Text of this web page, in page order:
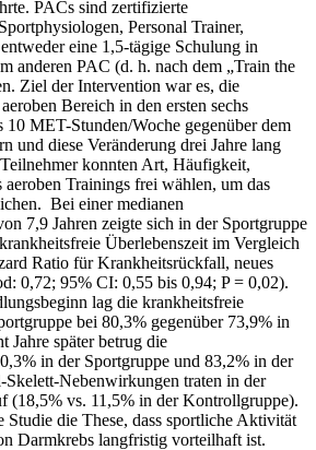
PACs sind zertifizierte
Personal Trainer,
eine 1,5-tägige Schulung in
anderen PAC (d. h. nach dem „Train the
Ziel der Intervention war es, die
Bereich in den ersten sechs
10 MET-Stunden/Woche gegenüber dem
und diese Veränderung drei Jahre lang
konnten Art, Häufigkeit,
aeroben Trainings frei wählen, um das
Bei einer medianen
7,9 Jahren zeigte sich in der Sportgruppe
Überlebenszeit im Vergleich
Ratio für Krankheitsrückfall, neues
0,72; 95% CI: 0,55 bis 0,94; P = 0,02).
lag die krankheitsfreie
bei 80,3% gegenüber 73,9% in
Jahre später betrug die
in der Sportgruppe und 83,2% in der
Nebenwirkungen traten in der
(18,5% vs. 11,5% in der Kontrollgruppe).
Studie die These, dass sportliche Aktivität
Darmkrebs langfristig vorteilhaft ist.